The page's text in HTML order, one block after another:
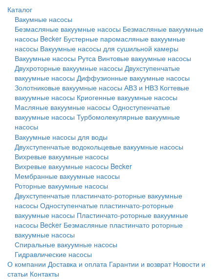
Каталог
Вакумные насосы
Безмасляные вакуумные насосы Безмасляные вакуумные
насосы Becker Бустерные паромасляные вакуумные
насосы Вакуумные насосы для сушильной камеры
Вакуумные насосы Рутса Винтовые вакуумные насосы
Двухроторные вакуумные насосы Двухступенчатые
вакуумные насосы Диффузионные вакуумные насосы
Золотниковые вакуумные насосы АВЗ и НВЗ Когтевые
вакуумные насосы Криогенные вакуумные насосы
Масляные вакуумные насосы Одноступенчатые
вакуумные насосы Турбомолекулярные вакуумные
насосы
Вакуумные насосы для воды
Двухступенчатые водокольцевые вакуумные насосы
Вихревые вакуумные насосы
Вихревые вакуумные насосы Becker
Мембранные вакуумные насосы
Роторные вакуумные насосы
Двухступенчатые пластинчато-роторные вакуумные
насосы Одноступенчатые пластинчато-роторные
вакуумные насосы Пластинчато-роторные вакуумные
насосы Becker Безмасляные пластинчато роторные
вакуумные насосы
Спиральные вакуумные насосы
Гидравлические насосы
О компании Доставка и оплата Гарантии и возврат Новости и
статьи Контакты